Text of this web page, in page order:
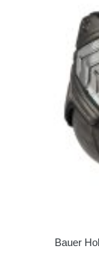
Bauer